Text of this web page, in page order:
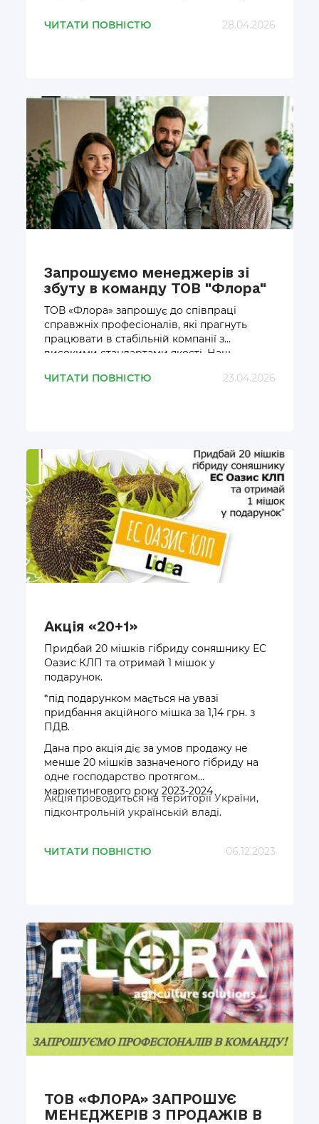
постачальникам укладати угоди купівлі-
ЧИТАТИ ПОВНІСТЮ 28.04.2026
Запрошуємо менеджерів зі
збуту в команду ТОВ "Флора"
ТОВ «Флора» запрошує до співпраці
справжніх професіоналів, які прагнуть
працювати в стабільній компанії з
високими стандартами якості. Наш
фахівців, що формує майбутнє агробізнесу
великих цілей у кожному куточку України.
ЧИТАТИ ПОВНІСТЮ 23.04.2026
Акція «20+1»
Придбай 20 мішків гібриду соняшнику ЕС
Оазис КЛП та отримай 1 мішок у
подарунок.
*під подарунком мається на увазі
придбання акційного мішка за 1,14 грн. з
ПДВ.
Дана про акція діє за умов продажу не
менше 20 мішків зазначеного гібриду на
одне господарство протягом
маркетингового року 2023-2024
Акція проводиться на території України,
підконтрольній українській владі.
ЧИТАТИ ПОВНІСТЮ 06.12.2023
ТОВ «ФЛОРА» ЗАПРОШУЄ
МЕНЕДЖЕРІВ З ПРОДАЖІВ В